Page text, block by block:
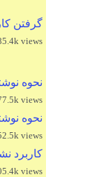
گرفتن
views
نحوه
views
نحوه
views
کاربرد
views